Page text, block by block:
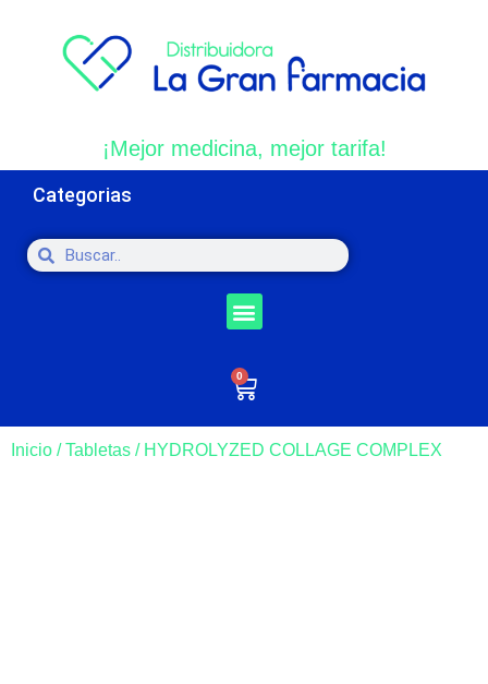
¡Mejor medicina, mejor tarifa!
Categorias
0
Inicio /Tabletas / HYDROLYZED COLLAGE COMPLEX